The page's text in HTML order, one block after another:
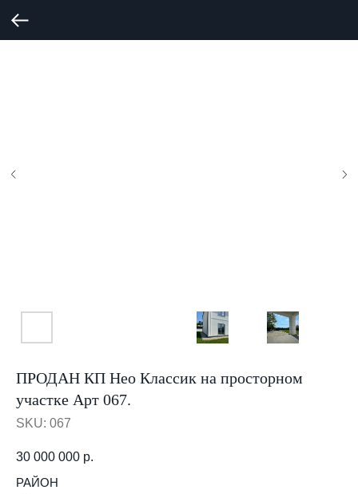
ПРОДАН КП Нео Классик на просторном
участке Арт 067.
SKU: 067
30 000 000 р.
РАЙОН